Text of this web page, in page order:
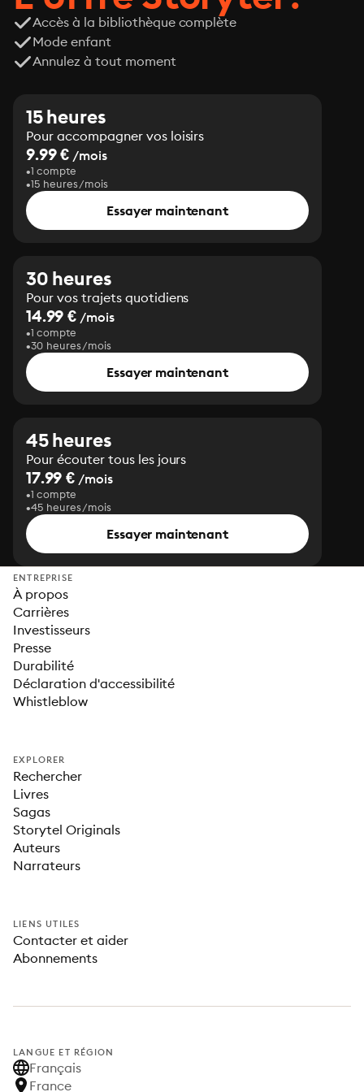
Accès à la bibliothèque complète
Mode enfant
Annulez à tout moment
15 heures
Pour accompagner vos loisirs
9.99 € /mois
1 compte
15 heures/mois
Essayer maintenant
30 heures
Pour vos trajets quotidiens
14.99 € /mois
1 compte
30 heures/mois
Essayer maintenant
45 heures
Pour écouter tous les jours
17.99 € /mois
1 compte
45 heures/mois
Essayer maintenant
ENTREPRISE
À propos
Carrières
Investisseurs
Presse
Durabilité
Déclaration d'accessibilité
Whistleblow
EXPLORER
Rechercher
Livres
Sagas
Storytel Originals
Auteurs
Narrateurs
LIENS UTILES
Contacter et aider
Abonnements
LANGUE ET RÉGION
Français
France